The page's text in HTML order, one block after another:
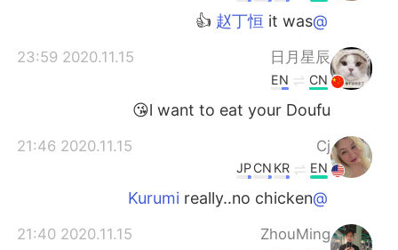
@赵丁恒
it was 👍
日月星辰
2020.11.15 23:59
CN
EN
l want to eat your Doufu😘
Cj
2020.11.15 21:46
EN
KR
CN
JP
@Kurumi
really..no chicken
ZhouMing
2020.11.15 21:40